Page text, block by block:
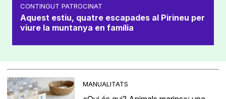
CONTINGUT PATROCINAT
Aquest estiu, quatre escapades al Pirineu per
viure la muntanya en família
MANUALITATS